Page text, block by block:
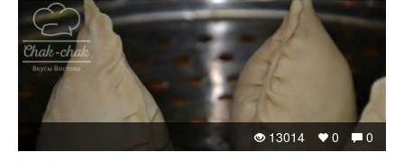
0
0
13014